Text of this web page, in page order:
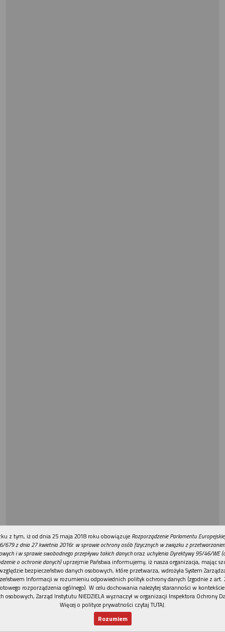
REKLAMA
z tym, iż od dnia 25 maja 2018 roku obowiązuje Rozporządzenie Parlamentu
679 z dnia 27 kwietnia 2016r. w sprawie ochrony osób fizycznych w związku z
i w sprawie swobodnego przepływu takich danychoraz uchylenia Dyrektywy 95/46/WE
o ochronie danych)uprzejmie Państwa informujemy, iż nasza organizacja, mając
bezpieczeństwo danych osobowych, które przetwarza, wdrożyła System
Informacji w rozumieniu odpowiednich polityk ochrony danych (zgodnie z art.
rozporządzenia ogólnego). W celu dochowania należytej staranności w
osobowych, Zarząd Instytutu NIEDZIELA wyznaczył w organizacji Inspektora Ochrony
Więcej o polityce prywatności czytaj TUTAJ.
Rozumiem